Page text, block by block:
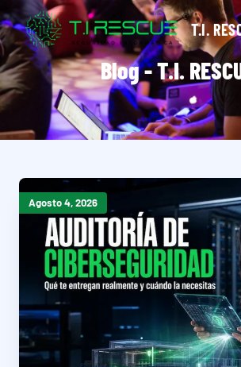
T.I.
Blog - T.I.
Agosto 4, 2026